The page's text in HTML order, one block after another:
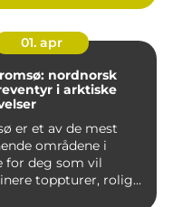
01. apr
nordnorsk
i arktiske
er et av de mest
områdene i
for deg som vil
toppturer, rolig